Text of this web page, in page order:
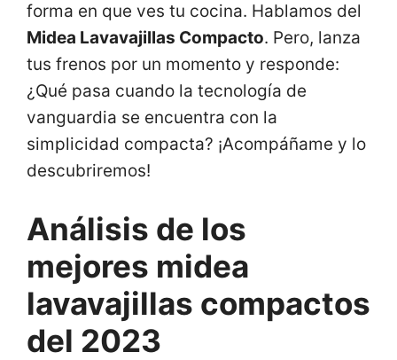
forma en que ves tu cocina. Hablamos del
Midea Lavavajillas Compacto. Pero, lanza
tus frenos por un momento y responde:
¿Qué pasa cuando la tecnología de
vanguardia se encuentra con la
simplicidad compacta? ¡Acompáñame y lo
descubriremos!
Análisis de los
mejores midea
lavavajillas compactos
del 2023